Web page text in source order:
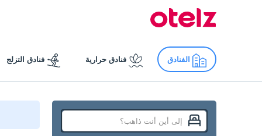
الفنادق فنادق حرارية فنادق التزلج